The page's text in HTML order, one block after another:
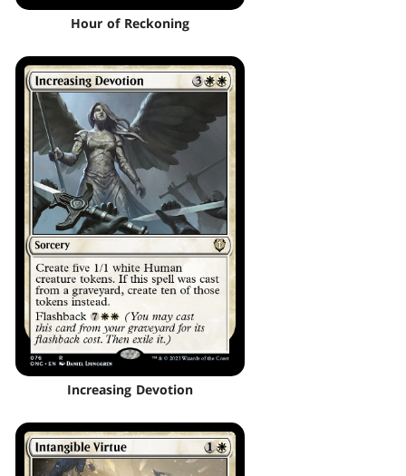
Hour of Reckoning
Increasing Devotion